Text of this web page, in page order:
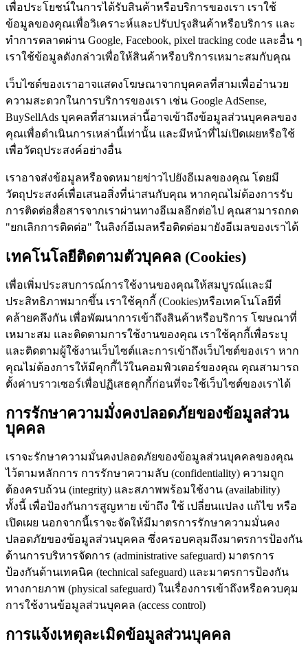
เพื่อประโยชน์ในการได้รับสินค้าหรือบริการของเรา เราใช้
ข้อมูลของคุณเพื่อวิเคราะห์และปรับปรุงสินค้าหรือบริการ และ
ทำการตลาดผ่าน Google, Facebook, pixel tracking code และอื่น ๆ
เราใช้ข้อมูลดังกล่าวเพื่อให้สินค้าหรือบริการเหมาะสมกับคุณ
เว็บไซต์ของเราอาจแสดงโฆษณาจากบุคคลที่สามเพื่ออำนวย
ความสะดวกในการบริการของเรา เช่น Google AdSense,
BuySellAds บุคคลที่สามเหล่านี้อาจเข้าถึงข้อมูลส่วนบุคคลของ
คุณเพื่อดำเนินการเหล่านี้เท่านั้น และมีหน้าที่ไม่เปิดเผยหรือใช้
เพื่อวัตถุประสงค์อย่างอื่น
เราอาจส่งข้อมูลหรือจดหมายข่าวไปยังอีเมลของคุณ โดยมี
วัตถุประสงค์เพื่อเสนอสิ่งที่น่าสนกับคุณ หากคุณไม่ต้องการรับ
การติดต่อสื่อสารจากเราผ่านทางอีเมลอีกต่อไป คุณสามารถกด
"ยกเลิกการติดต่อ" ในลิงก์อีเมลหรือติดต่อมายังอีเมลของเราได้
เทคโนโลยีติดตามตัวบุคคล (Cookies)
เพื่อเพิ่มประสบการณ์การใช้งานของคุณให้สมบูรณ์และมี
ประสิทธิภาพมากขึ้น เราใช้คุกกี้ (Cookies)หรือเทคโนโลยีที่
คล้ายคลึงกัน เพื่อพัฒนาการเข้าถึงสินค้าหรือบริการ โฆษณาที่
เหมาะสม และติดตามการใช้งานของคุณ เราใช้คุกกี้เพื่อระบุ
และติดตามผู้ใช้งานเว็บไซต์และการเข้าถึงเว็บไซต์ของเรา หาก
คุณไม่ต้องการให้มีคุกกี้ไว้ในคอมพิวเตอร์ของคุณ คุณสามารถ
ตั้งค่าบราวเซอร์เพื่อปฏิเสธคุกกี้ก่อนที่จะใช้เว็บไซต์ของเราได้
การรักษาความมั่งคงปลอดภัยของข้อมูลส่วน
บุคคล
เราจะรักษาความมั่นคงปลอดภัยของข้อมูลส่วนบุคคลของคุณ
ไว้ตามหลักการ การรักษาความลับ (confidentiality) ความถูก
ต้องครบถ้วน (integrity) และสภาพพร้อมใช้งาน (availability)
ทั้งนี้ เพื่อป้องกันการสูญหาย เข้าถึง ใช้ เปลี่ยนแปลง แก้ไข หรือ
เปิดเผย นอกจากนี้เราจะจัดให้มีมาตรการรักษาความมั่นคง
ปลอดภัยของข้อมูลส่วนบุคคล ซึ่งครอบคลุมถึงมาตรการป้องกัน
ด้านการบริหารจัดการ (administrative safeguard) มาตรการ
ป้องกันด้านเทคนิค (technical safeguard) และมาตรการป้องกัน
ทางกายภาพ (physical safeguard) ในเรื่องการเข้าถึงหรือควบคุม
การใช้งานข้อมูลส่วนบุคคล (access control)
การแจ้งเหตุละเมิดข้อมูลส่วนบุคคล